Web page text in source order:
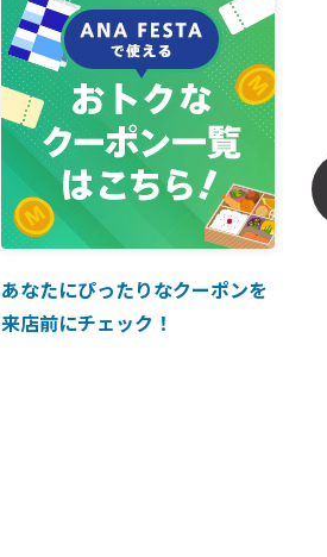
あなたにぴったりなクーポンを
来店前にチェック！